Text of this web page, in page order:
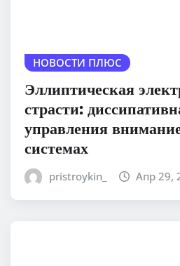
НОВОСТИ ПЛЮС
Эллиптическая
страсти:
управления
системах
pristroykin_ Апр 29,